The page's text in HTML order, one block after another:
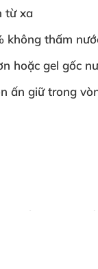
từ xa
không thấm
hoặc gel gốc
ấn giữ trong
đầu siêu
điểm G,